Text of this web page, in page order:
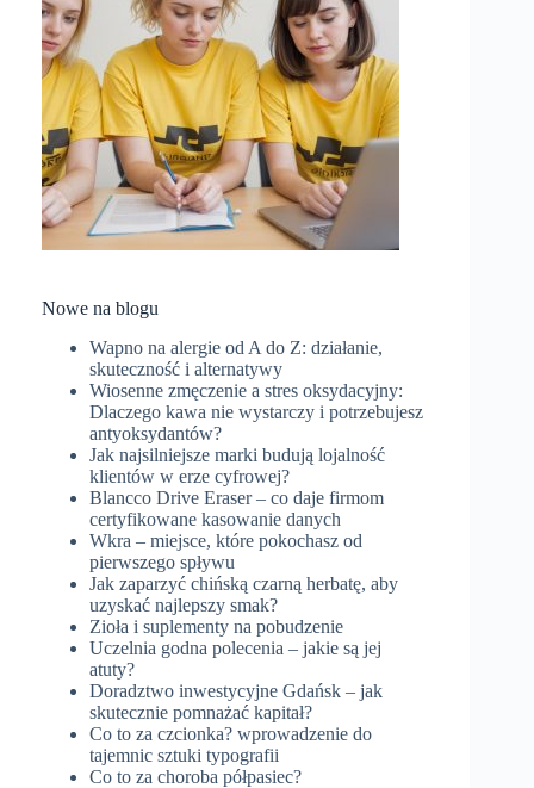
Nowe na blogu
Wapno na alergie od A do Z: działanie,
skuteczność i alternatywy
Wiosenne zmęczenie a stres oksydacyjny:
Dlaczego kawa nie wystarczy i potrzebujesz
antyoksydantów?
Jak najsilniejsze marki budują lojalność
klientów w erze cyfrowej?
Blancco Drive Eraser – co daje firmom
certyfikowane kasowanie danych
Wkra – miejsce, które pokochasz od
pierwszego spływu
Jak zaparzyć chińską czarną herbatę, aby
uzyskać najlepszy smak?
Zioła i suplementy na pobudzenie
Uczelnia godna polecenia – jakie są jej
atuty?
Doradztwo inwestycyjne Gdańsk – jak
skutecznie pomnażać kapitał?
Co to za czcionka? wprowadzenie do
tajemnic sztuki typografii
Co to za choroba półpasiec?